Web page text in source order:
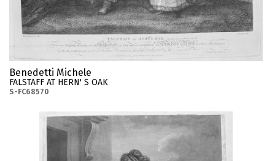
Benedetti Michele
FALSTAFF AT HERN' S OAK
S-FC68570